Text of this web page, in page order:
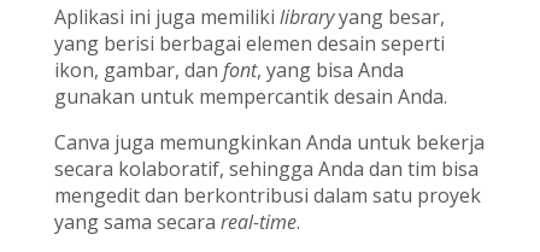
Aplikasi ini juga memiliki libraryyang besar,
yang berisi berbagai elemen desain seperti
ikon, gambar, dan font, yang bisa Anda
gunakan untuk mempercantik desain Anda.
Canva juga memungkinkan Anda untuk bekerja
secara kolaboratif, sehingga Anda dan tim bisa
mengedit dan berkontribusi dalam satu proyek
yang sama secara real-time.